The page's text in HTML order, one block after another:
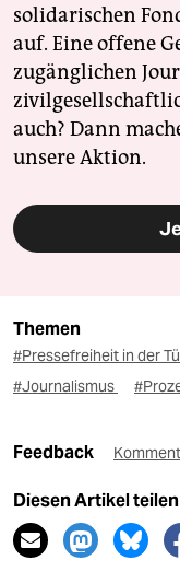
solidarischen
auf. Eine offene
zugänglichen
auch? Dann
unsere Aktion.
Themen
#Pressefreiheit in der
#Journalismus
Feedback
Diesen Artikel teilen